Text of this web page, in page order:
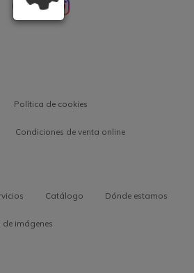
Política de cookies
Condiciones de venta online
Catálogo Dónde estamos
de imágenes